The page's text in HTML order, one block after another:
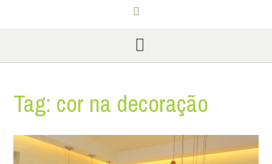
Tag: cor na decoração